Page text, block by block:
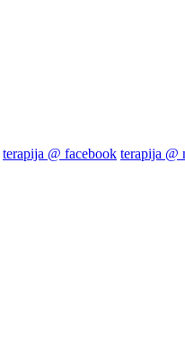
terapija @ facebook terapija @